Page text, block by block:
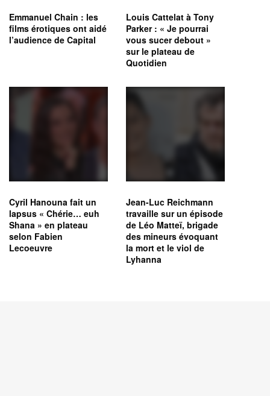
Emmanuel Chain : les
films érotiques ont aidé
l’audience de Capital
Louis Cattelat à Tony
Parker : « Je pourrai
vous sucer debout »
sur le plateau de
Quotidien
Cyril Hanouna fait un
lapsus « Chérie… euh
Shana » en plateau
selon Fabien
Lecoeuvre
Jean-Luc Reichmann
travaille sur un épisode
de Léo Matteï, brigade
des mineurs évoquant
la mort et le viol de
Lyhanna